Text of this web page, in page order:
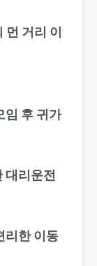
먼 거리 이
임 후 귀가
대리운전
리한 이동